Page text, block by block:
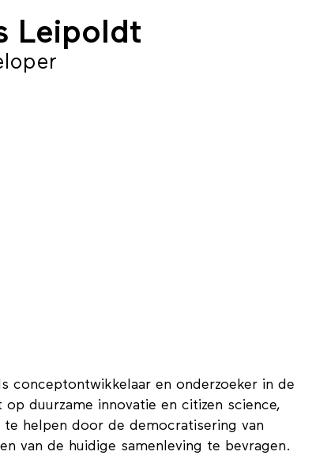
Leipoldt
conceptontwikkelaar en onderzoeker in de
duurzame innovatie en citizen science,
helpen door de democratisering van
van de huidige samenleving te bevragen.